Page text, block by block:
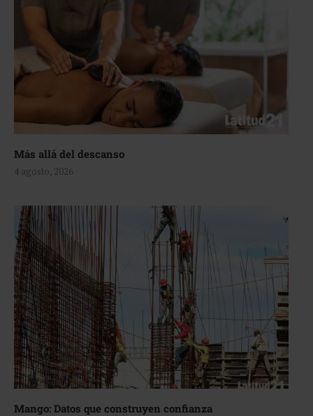
Más allá del descanso
4 agosto, 2026
Mango: Datos que construyen confianza